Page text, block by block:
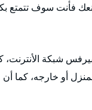
فأنت سوف تتمتع
شبكة الأنترنت،
أو خارجه، كما أن